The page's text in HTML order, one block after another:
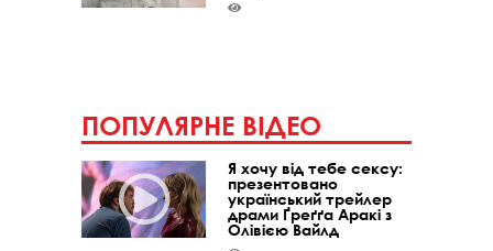
ПОПУЛЯРНЕ ВІДЕО
Я хочу від тебе сексу:
презентовано
український трейлер
драми Ґреґґа Аракі з
Олівією Вайлд